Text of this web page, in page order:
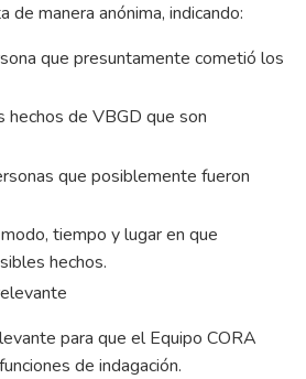
de manera anónima, indicando:
que presuntamente cometió los
hechos de VBGD que son
que posiblemente fueron
tiempo y lugar en que
hechos.
para que el Equipo CORA
de indagación.